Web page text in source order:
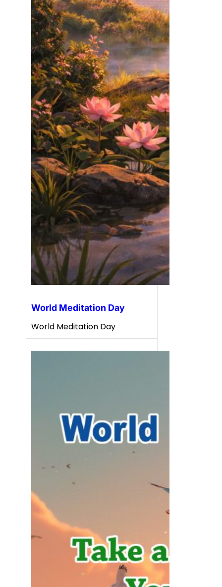
World Meditation Day
World Meditation Day